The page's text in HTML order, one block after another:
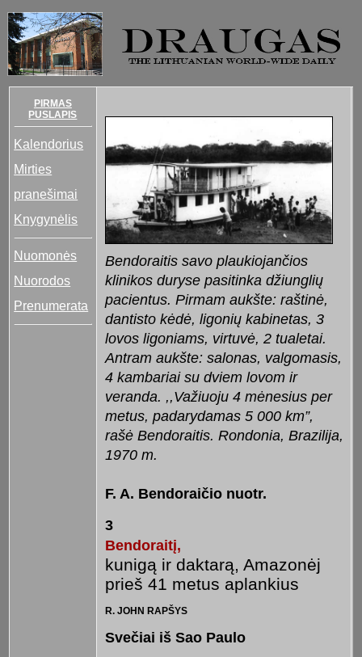
PIRMAS
PUSLAPIS
Kalendorius
Mirties
pranešimai
Knygynėlis
Nuomonės
Nuorodos
Prenumerata
Bendoraitis savo plaukiojančios
klinikos duryse pasitinka džiunglių
pacientus. Pirmam aukšte: raštinė,
dantisto kėdė, ligonių kabinetas, 3
lovos ligoniams, virtuvė, 2 tualetai.
Antram aukšte: salonas, valgomasis,
4 kambariai su dviem lovom ir
veranda. ,,Važiuoju 4 mėnesius per
metus, padarydamas 5 000 km”,
rašė Bendoraitis. Rondonia, Brazilija,
1970 m.
F. A. Bendoraičio nuotr.
3
Bendoraitį,
kunigą ir daktarą, Amazonėj
prieš 41 metus aplankius
R. JOHN RAPŠYS
Svečiai iš Sao Paulo